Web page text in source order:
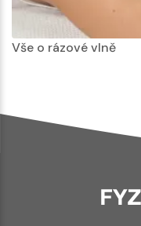
Vše o rázové vlně